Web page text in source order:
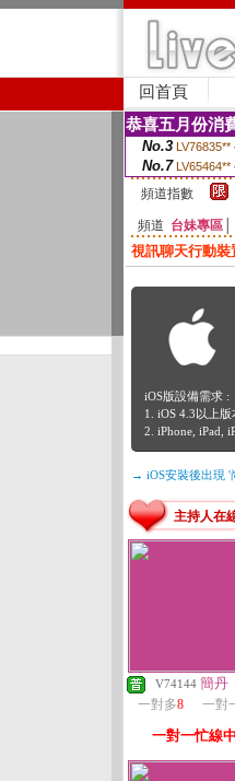
回首頁
恭喜五月份消
No.3 LV76835**
No.7 LV65464**
頻道指數
頻道 台妹專區
視訊聊天行動裝
iOS版設備需求 :
1. iOS 4.3以上版
2. iPhone, iPad,
→ iOS安裝後出現 '
主持人在
V74144 簡丹
一對多8 一對
一對一忙線中